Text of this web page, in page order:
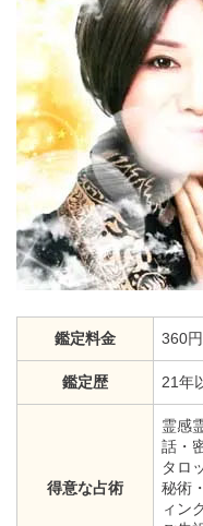
鑑定料金 360
鑑定歴 21年
得意な占術
霊感
話・
タロ
秘術
ィン